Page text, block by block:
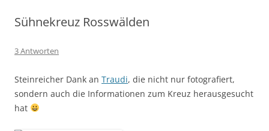
Sühnekreuz Rosswälden
3 Antworten
Steinreicher Dank an Traudi, die nicht nur fotografiert,
sondern auch die Informationen zum Kreuz herausgesucht
hat